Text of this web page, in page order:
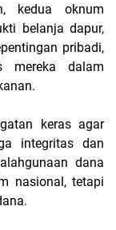
kedua oknum
belanja dapur,
pribadi,
mereka dalam
keras agar
integritas dan
dana
nasional, tetapi